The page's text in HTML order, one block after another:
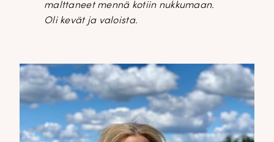
malttaneet mennä kotiin nukkumaan.
Oli kevät ja valoista.